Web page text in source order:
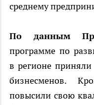
среднему
По данным
программе по
в регионе приняли
бизнесменов.
повысили свою